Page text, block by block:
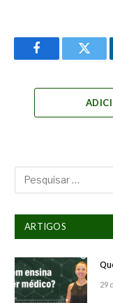
Facebook
ARTIGOS
29